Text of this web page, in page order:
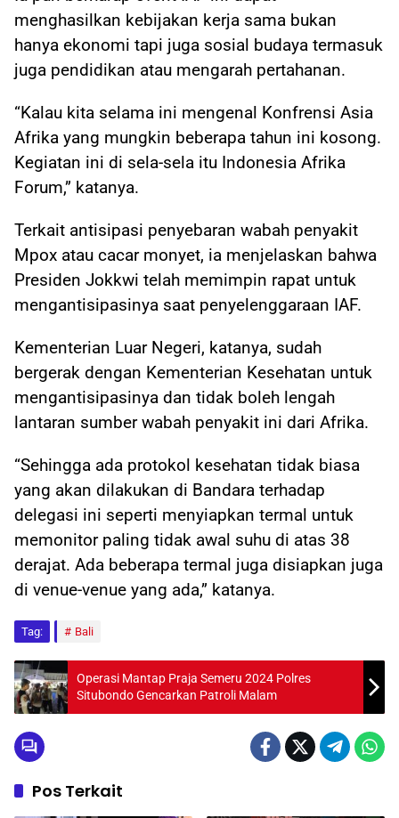
menghasilkan kebijakan kerja sama bukan
hanya ekonomi tapi juga sosial budaya termasuk
juga pendidikan atau mengarah pertahanan.
“Kalau kita selama ini mengenal Konfrensi Asia
Afrika yang mungkin beberapa tahun ini kosong.
Kegiatan ini di sela-sela itu Indonesia Afrika
Forum,” katanya.
Terkait antisipasi penyebaran wabah penyakit
Mpox atau cacar monyet, ia menjelaskan bahwa
Presiden Jokkwi telah memimpin rapat untuk
mengantisipasinya saat penyelenggaraan IAF.
Kementerian Luar Negeri, katanya, sudah
bergerak dengan Kementerian Kesehatan untuk
mengantisipasinya dan tidak boleh lengah
lantaran sumber wabah penyakit ini dari Afrika.
“Sehingga ada protokol kesehatan tidak biasa
yang akan dilakukan di Bandara terhadap
delegasi ini seperti menyiapkan termal untuk
memonitor paling tidak awal suhu di atas 38
derajat. Ada beberapa termal juga disiapkan juga
di venue-venue yang ada,” katanya.
Tag: Bali
Operasi Mantap Praja Semeru 2024 Polres
Situbondo Gencarkan Patroli Malam
Pos Terkait